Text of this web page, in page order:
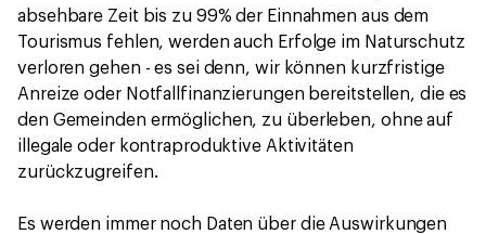
absehbare Zeit bis zu 99% der Einnahmen aus dem
Tourismus fehlen, werden auch Erfolge im Naturschutz
verloren gehen - es sei denn, wir können kurzfristige
Anreize oder Notfallfinanzierungen bereitstellen, die es
den Gemeinden ermöglichen, zu überleben, ohne auf
illegale oder kontraproduktive Aktivitäten
zurückzugreifen.
Es werden immer noch Daten über die Auswirkungen